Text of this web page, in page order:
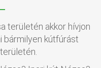
területén akkor hívjon
bármilyen kútfúrást